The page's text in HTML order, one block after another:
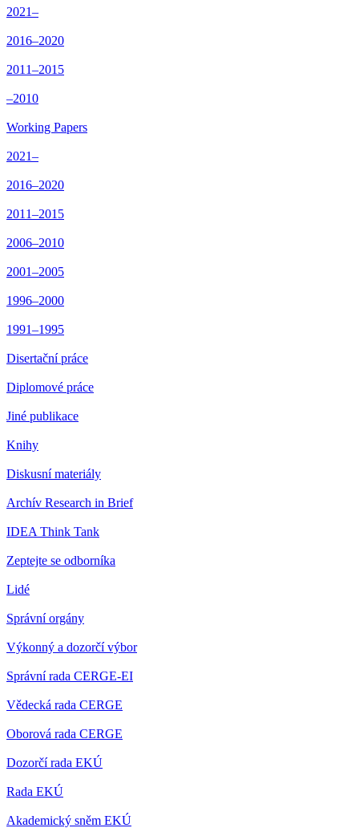
2021–
2016–2020
2011–2015
–2010
Working Papers
2021–
2016–2020
2011–2015
2006–2010
2001–2005
1996–2000
1991–1995
Disertační práce
Diplomové práce
Jiné publikace
Knihy
Diskusní materiály
Archív Research in Brief
IDEA Think Tank
Zeptejte se odborníka
Lidé
Správní orgány
Výkonný a dozorčí výbor
Správní rada CERGE-EI
Vědecká rada CERGE
Oborová rada CERGE
Dozorčí rada EKÚ
Rada EKÚ
Akademický sněm EKÚ